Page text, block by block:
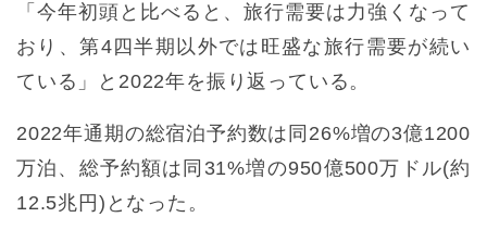
「今年初頭と比べると、旅行需要は力強くなって
おり、第4四半期以外では旺盛な旅行需要が続い
ている」と2022年を振り返っている。
2022年通期の総宿泊予約数は同26%増の3億1200
万泊、総予約額は同31%増の950億500万ドル(約
12.5兆円)となった。